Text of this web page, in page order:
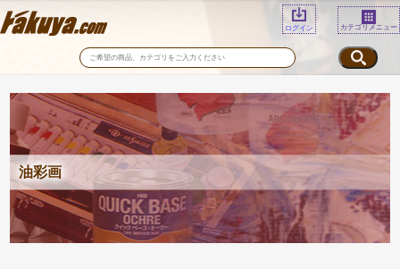
ログイン カテゴリメニュー
油彩画